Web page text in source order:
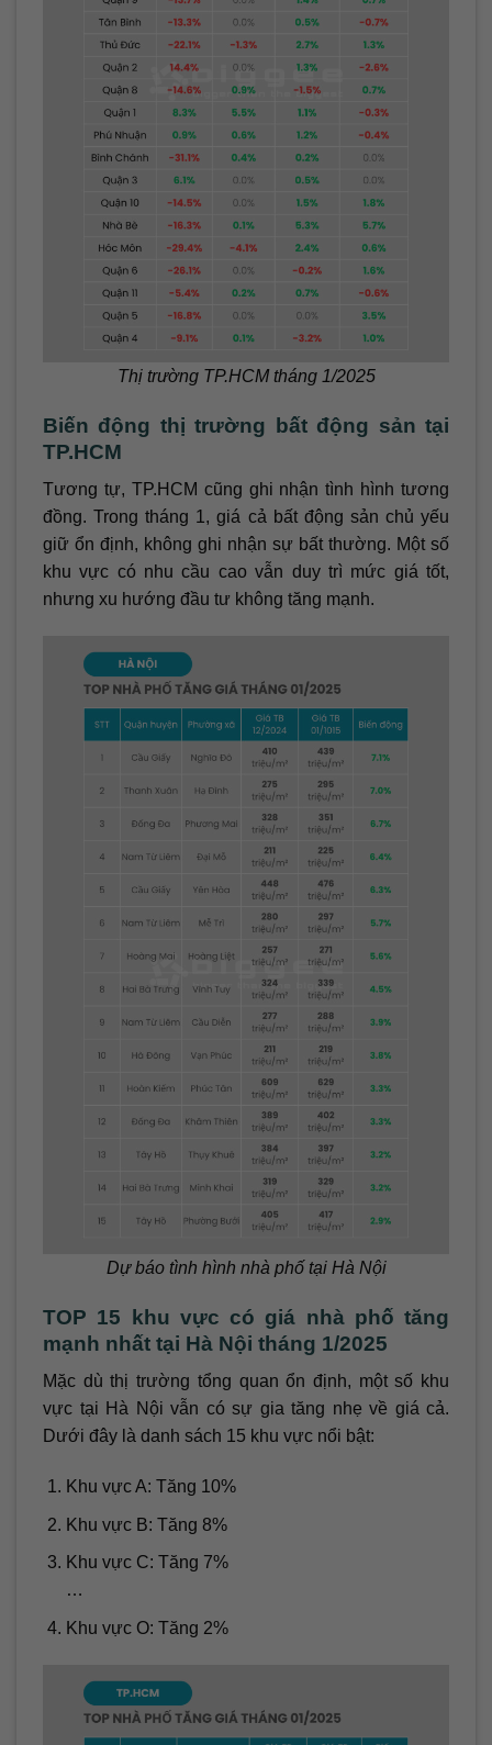
Thị trường TP.HCM tháng 1/2025
Biến động thị trường bất động sản tại
TP.HCM
Tương tự, TP.HCM cũng ghi nhận tình hình tương
đồng. Trong tháng 1, giá cả bất động sản chủ yếu
giữ ổn định, không ghi nhận sự bất thường. Một số
khu vực có nhu cầu cao vẫn duy trì mức giá tốt,
nhưng xu hướng đầu tư không tăng mạnh.
Dự báo tình hình nhà phố tại Hà Nội
TOP 15 khu vực có giá nhà phố tăng
mạnh nhất tại Hà Nội tháng 1/2025
Mặc dù thị trường tổng quan ổn định, một số khu
vực tại Hà Nội vẫn có sự gia tăng nhẹ về giá cả.
Dưới đây là danh sách 15 khu vực nổi bật:
Khu vực A: Tăng 10%
Khu vực B: Tăng 8%
Khu vực C: Tăng 7%
…
Khu vực O: Tăng 2%